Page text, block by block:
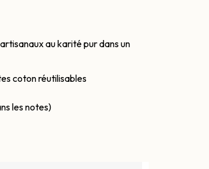
au karité pur dans un
coton réutilisables
les notes)